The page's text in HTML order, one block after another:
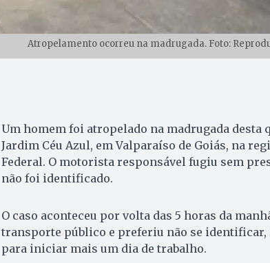
Atropelamento ocorreu na madrugada. Foto:
Um homem foi atropelado na madrugada desta
Jardim Céu Azul, em Valparaíso de Goiás, na
Federal. O motorista responsável fugiu sem
não foi identificado.
O caso aconteceu por volta das 5 horas da
transporte público e preferiu não se identificar,
para iniciar mais um dia de trabalho.